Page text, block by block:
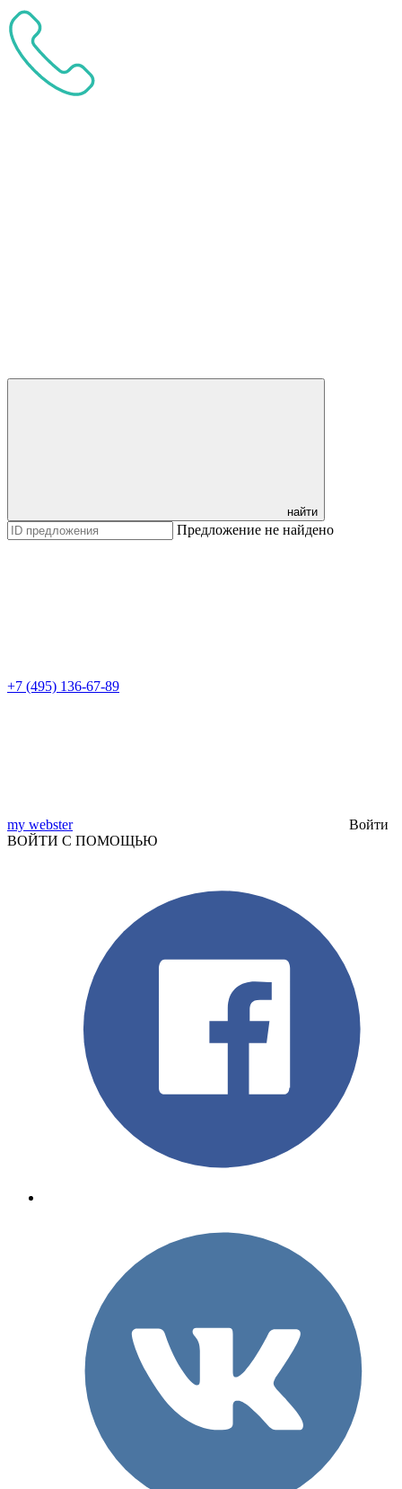
найти
Предложение не найдено
+7 (495) 136-67-89
my webster
Войти
ВОЙТИ С ПОМОЩЬЮ